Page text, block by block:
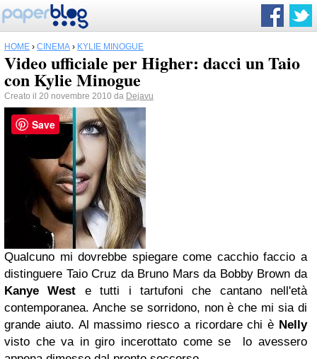
HOME › CINEMA › KYLIE MINOGUE
Video ufficiale per Higher: dacci un Taio
con Kylie Minogue
Creato il 20 novembre 2010 da Dejavu
Qualcuno mi dovrebbe spiegare come cacchio faccio a
distinguere Taio Cruz da Bruno Mars da Bobby Brown da
Kanye West e tutti i tartufoni che cantano nell'età
contemporanea. Anche se sorridono, non è che mi sia di
grande aiuto. Al massimo riesco a ricordare chi è Nelly
visto che va in giro incerottato come se lo avessero
Save